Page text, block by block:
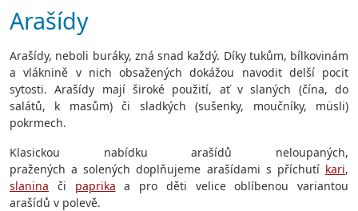
Arašídy
Arašídy, neboli buráky, zná snad každý. Díky tukům, bílkovinám
a vláknině v nich obsažených dokážou navodit delší pocit
sytosti. Arašídy mají široké použití, ať v slaných (čína, do
salátů, k masům) či sladkých (sušenky, moučníky, müsli)
pokrmech.
Klasickou nabídku arašídů neloupaných,
pražených a solených doplňujeme arašídami s příchutí kari,
slanina či paprika a pro děti velice oblíbenou variantou
arašídů v polevě.